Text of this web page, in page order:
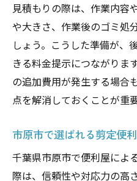
見積もりの際は、作業内容
や大きさ、作業後のゴミ処
しょう。こうした準備が、
きる料金提示につながりま
の追加費用が発生する場合
点を解消しておくことが重要
市原市で選ばれる剪定便
千葉県市原市で便利屋によ
際は、信頼性や対応力の高